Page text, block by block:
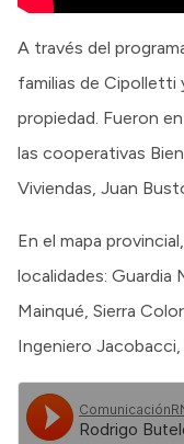
A través del
familias de Cipolletti
propiedad. Fueron
las cooperativas
Viviendas, Juan
En el mapa
localidades: Guardia
Mainqué, Sierra
Ingeniero